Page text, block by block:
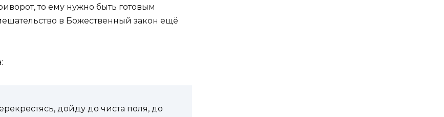
то ему нужно быть готовым
в Божественный закон ещё
дойду до чиста поля, до